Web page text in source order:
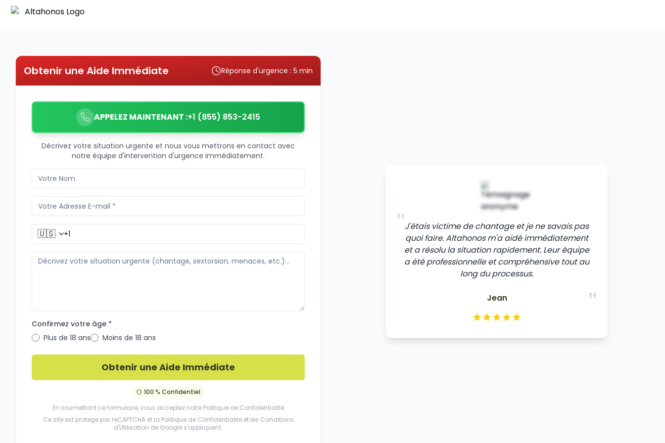
Obtenir une Aide Immédiate Réponse d'urgence : 5 min
APPELEZ MAINTENANT :+1 (855) 853-2415
Décrivez votre situation urgente et nous vous mettrons en contact avec
notre équipe d'intervention d'urgence immédiatement.
🇺🇸
Confirmez votre âge *
Plus de 18 ans
Moins de 18 ans
Obtenir une Aide Immédiate
100 % Confidentiel
En soumettant ce formulaire, vous acceptez notre Politique de Confidentialité
Ce site est protege par reCAPTCHA et la Politique de Confidentialite et les Conditions
d'Utilisation de Google s'appliquent.
"J'étais victime de chantage et je ne savais pas
quoi faire. Altahonos m'a aidé immédiatement
et a résolu la situation rapidement. Leur équipe
a été professionnelle et compréhensive tout au
long du processus.
"
Jean